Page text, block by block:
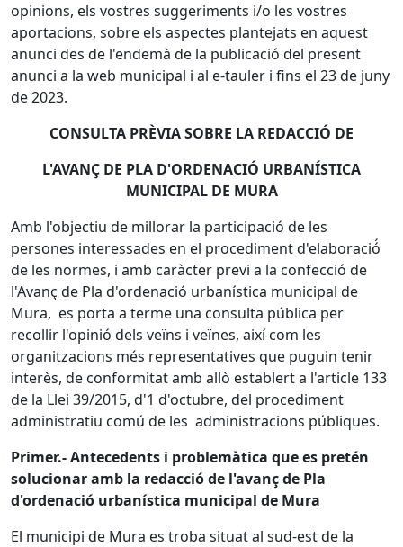
opinions, els vostres suggeriments i/o les vostres
aportacions, sobre els aspectes plantejats en aquest
anunci des de l'endemà de la publicació del present
anunci a la web municipal i al e-tauler i fins el 23 de juny
de 2023.
CONSULTA PRÈVIA SOBRE LA REDACCIÓ DE
L'AVANÇ DE PLA D'ORDENACIÓ URBANÍSTICA
MUNICIPAL DE MURA
Amb l'objectiu de millorar la participació de les
persones interessades en el procediment d'elaboració́
de les normes, i amb caràcter previ a la confecció de
l'Avanç de Pla d'ordenació urbanística municipal de
Mura, es porta a terme una consulta pública per
recollir l'opinió dels veïns i veïnes, així com les
organitzacions més representatives que puguin tenir
interès, de conformitat amb allò establert a l'article 133
de la Llei 39/2015, d'1 d'octubre, del procediment
administratiu comú de les administracions públiques.
Primer.- Antecedents i problemàtica que es pretén
solucionar amb la redacció de l'avanç de Pla
d'ordenació urbanística municipal de Mura
El municipi de Mura es troba situat al sud-est de la